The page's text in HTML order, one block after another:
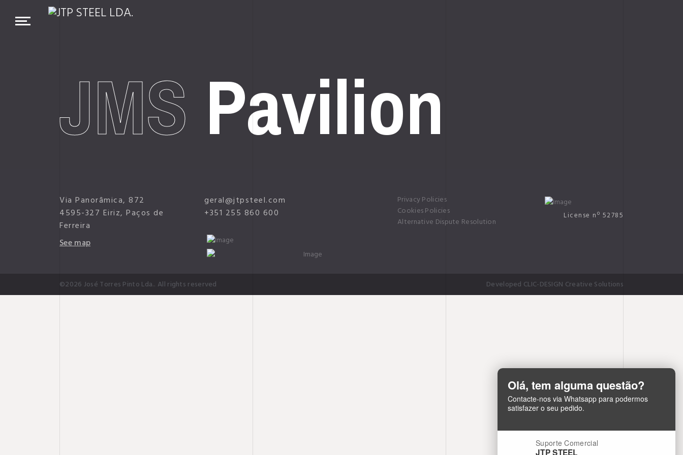
JMS Pavilion
03
Via Panorâmica, 872
4595-327 Eiriz, Paços de
Ferreira
See map
geral@jtpsteel.com
+351 255 860 600
Privacy Policies
Cookies Policies
Alternative Dispute Resolution
License nº 52785
Olá, tem alguma questão?
Contacte-nos via Whatsapp para podermos
satisfazer o seu pedido.
Suporte Comercial
JTP STEEL
©2026 José Torres Pinto Lda.. All rights reserved Developed CLIC-DESIGN Creative Solutions